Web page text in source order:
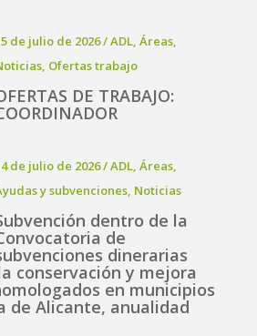
de julio de 2026/ADL, Áreas,
, Ofertas trabajo
DE TRABAJO:
de julio de 2026/ADL, Áreas,
y subvenciones, Noticias
dentro de la
de
dinerarias
conservación y mejora
en municipios
de Alicante, anualidad